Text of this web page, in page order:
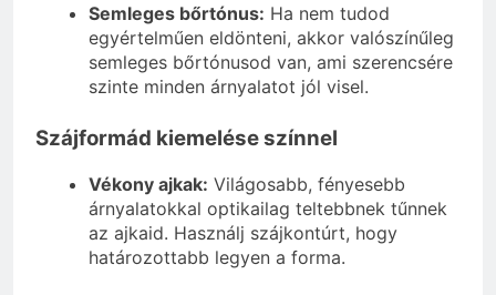
Semleges bőrtónus: Ha nem tudod
egyértelműen eldönteni, akkor valószínűleg
semleges bőrtónusod van, ami szerencsére
szinte minden árnyalatot jól visel.
Szájformád kiemelése színnel
Vékony ajkak: Világosabb, fényesebb
árnyalatokkal optikailag teltebbnek tűnnek
az ajkaid. Használj szájkontúrt, hogy
határozottabb legyen a forma.